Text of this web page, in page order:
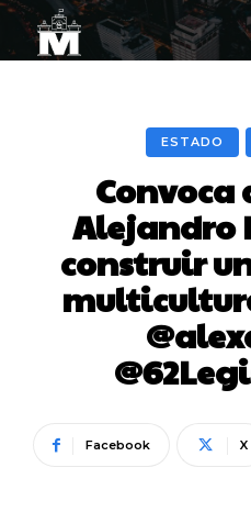
ESTADO
Alejandro
construir
Facebook X